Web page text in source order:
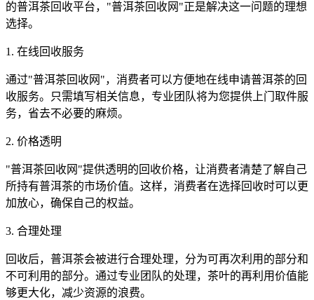
的普洱茶回收平台，"普洱茶回收网"正是解决这一问题的理想
选择。
1. 在线回收服务
通过"普洱茶回收网"，消费者可以方便地在线申请普洱茶的回
收服务。只需填写相关信息，专业团队将为您提供上门取件服
务，省去不必要的麻烦。
2. 价格透明
"普洱茶回收网"提供透明的回收价格，让消费者清楚了解自己
所持有普洱茶的市场价值。这样，消费者在选择回收时可以更
加放心，确保自己的权益。
3. 合理处理
回收后，普洱茶会被进行合理处理，分为可再次利用的部分和
不可利用的部分。通过专业团队的处理，茶叶的再利用价值能
够更大化，减少资源的浪费。